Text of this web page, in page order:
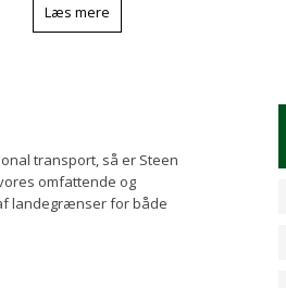
Læs mere
transport, så er Steen
omfattende og
landegrænser for både